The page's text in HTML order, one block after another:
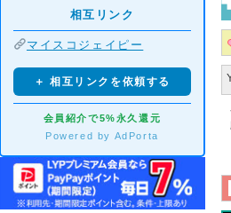
相互リンク
マイスコジェイピー
＋ 相互リンクを依頼する
会員紹介で5%永久還元
Powered by AdPorta